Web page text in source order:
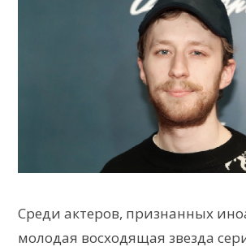
Среди актеров, признанных
молодая восходящая звезда